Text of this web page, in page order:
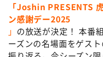
ポツンと一軒家
ザキ山小屋本館
ぺこぱのまるスポ
「Joshin PRESENTS
ン感謝デー2025
」 の放送が決定！ 本番
ーズンの名場面をゲス